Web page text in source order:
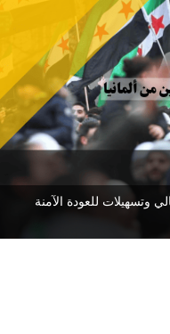
وتسهيلات للعودة الآمنة